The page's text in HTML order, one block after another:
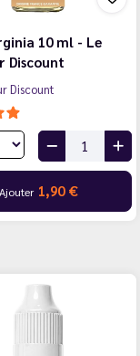
10 ml - Le
Discount
Discount
Ajouter 1,90 €